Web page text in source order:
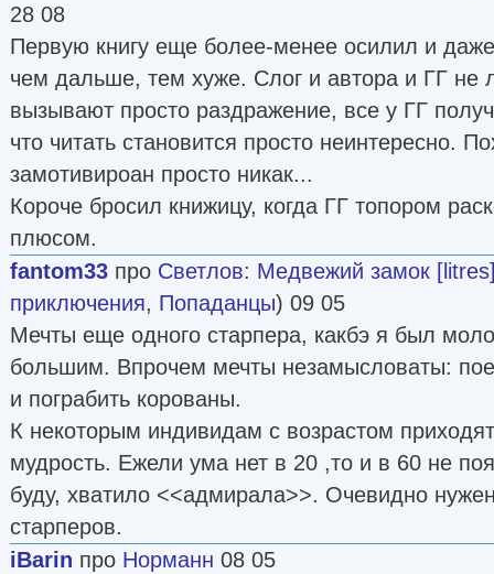
28 08
Первую книгу еще более-менее осилил и
чем дальше, тем хуже. Слог и автора и ГГ не
вызывают просто раздражение, все у ГГ
что читать становится просто неинтересно.
замотивироан просто никак...
Короче бросил книжицу, когда ГГ топором
плюсом.
fantom33 про Светлов: Медвежий замок
приключения, Попаданцы) 09 05
Мечты еще одного старпера, какбэ я был
большим. Впрочем мечты незамысловаты:
и пограбить корованы.
К некоторым индивидам с возрастом
мудрость. Ежели ума нет в 20 ,то и в 60 не
буду, хватило <<адмирала>>. Очевидно
старперов.
iBаrin про Норманн 08 05